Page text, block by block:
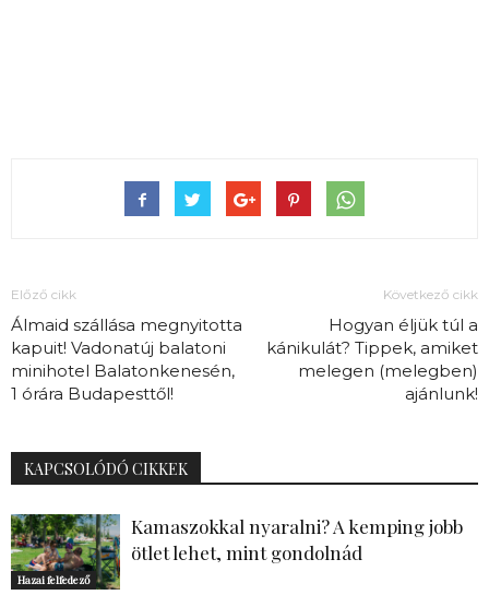
Előző cikk
Álmaid szállása megnyitotta
kapuit! Vadonatúj balatoni
minihotel Balatonkenesén,
1 órára Budapesttől!
Következő cikk
Hogyan éljük túl a
kánikulát? Tippek, amiket
melegen (melegben)
ajánlunk!
KAPCSOLÓDÓ CIKKEK
Hazai felfedező
Kamaszokkal nyaralni? A kemping jobb
ötlet lehet, mint gondolnád